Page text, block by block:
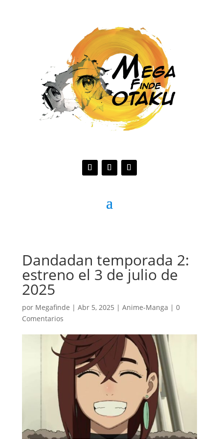
Dandadan temporada 2:
estreno el 3 de julio de
2025
por Megafinde | Abr 5, 2025 | Anime-Manga | 0
Comentarios